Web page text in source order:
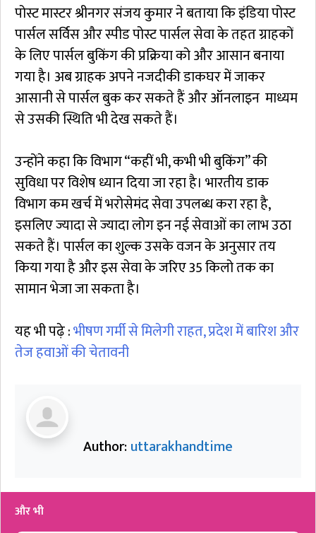
पोस्ट मास्टर श्रीनगर संजय कुमार ने बताया कि इंडिया पोस्ट
पार्सल सर्विस और स्पीड पोस्ट पार्सल सेवा के तहत ग्राहकों
के लिए पार्सल बुकिंग की प्रक्रिया को और आसान बनाया
गया है। अब ग्राहक अपने नजदीकी डाकघर में जाकर
आसानी से पार्सल बुक कर सकते हैं और ऑनलाइन माध्यम
से उसकी स्थिति भी देख सकते हैं।
उन्होंने कहा कि विभाग “कहीं भी, कभी भी बुकिंग” की
सुविधा पर विशेष ध्यान दिया जा रहा है। भारतीय डाक
विभाग कम खर्च में भरोसेमंद सेवा उपलब्ध करा रहा है,
इसलिए ज्यादा से ज्यादा लोग इन नई सेवाओं का लाभ उठा
सकते हैं। पार्सल का शुल्क उसके वजन के अनुसार तय
किया गया है और इस सेवा के जरिए 35 किलो तक का
सामान भेजा जा सकता है।
यह भी पढ़े :भीषण गर्मी से मिलेगी राहत, प्रदेश में बारिश और
तेज हवाओं की चेतावनी
Author:uttarakhandtime
और भी